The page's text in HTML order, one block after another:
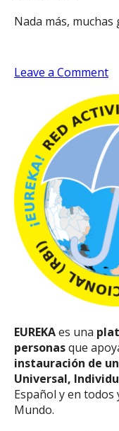
Nada más, muchas
Leave a Commenton
en
el
EUREKAes una
personasque
instauración de
Universal,
Español y en todos
Mundo.